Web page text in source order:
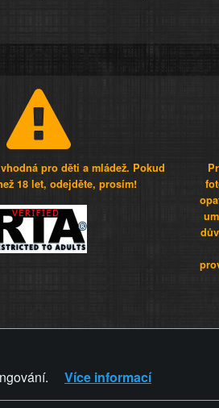
pro děti a mládež. Pokud
18 let, odejděte, prosím!
ZVRÁCENÝ.CZ PRAVIDLA A
Více informací